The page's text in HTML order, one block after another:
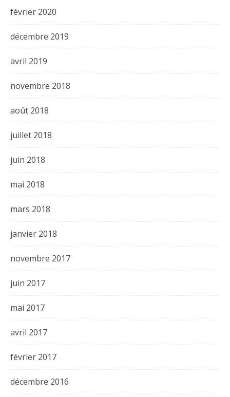
février 2020
décembre 2019
avril 2019
novembre 2018
août 2018
juillet 2018
juin 2018
mai 2018
mars 2018
janvier 2018
novembre 2017
juin 2017
mai 2017
avril 2017
février 2017
décembre 2016